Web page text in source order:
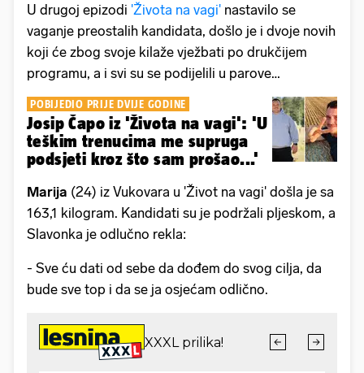
U drugoj epizodi 'Života na vagi' nastavilo se
vaganje preostalih kandidata, došlo je i dvoje novih
koji će zbog svoje kilaže vježbati po drukčijem
programu, a i svi su se podijelili u parove…
POBIJEDIO PRIJE DVIJE GODINE
Josip Čapo iz 'Života na vagi': 'U
teškim trenucima me supruga
podsjeti kroz što sam prošao...'
Marija (24) iz Vukovara u 'Život na vagi' došla je sa
163,1 kilogram. Kandidati su je podržali pljeskom, a
Slavonka je odlučno rekla:
- Sve ću dati od sebe da dođem do svog cilja, da
bude sve top i da se ja osjećam odlično.